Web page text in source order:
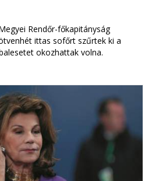
Rendőr-főkapitányság
ittas sofőrt szűrtek ki a
okozhattak volna.